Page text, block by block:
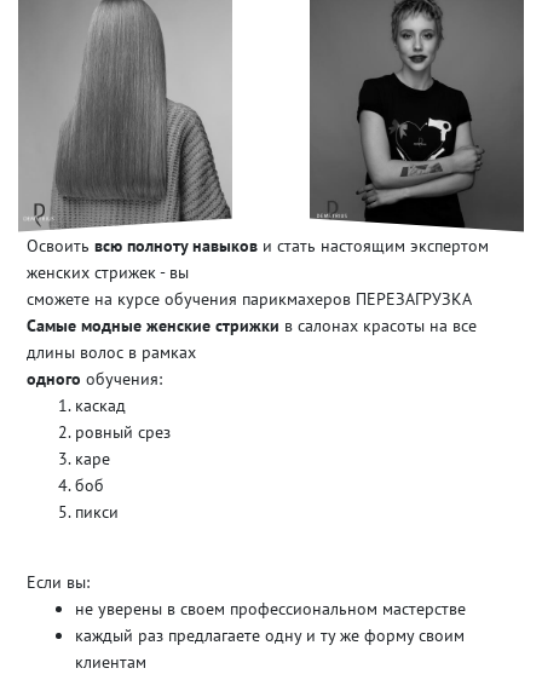
Освоить всю полноту навыков и стать настоящим экспертом
женских стрижек - вы
сможете на курсе обучения парикмахеров ПЕРЕЗАГРУЗКА
Самые модные женские стрижки в салонах красоты на все
длины волос в рамках
одного обучения:
каскад
ровный срез
каре
боб
пикси
Если вы:
не уверены в своем профессиональном мастерстве
каждый раз предлагаете одну и ту же форму своим
клиентам